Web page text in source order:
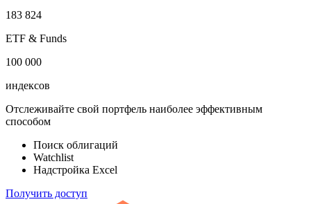
100 000
акций
183 824
ETF & Funds
100 000
Отслеживайте свой портфель наиболее эффективным
способом
Поиск облигаций